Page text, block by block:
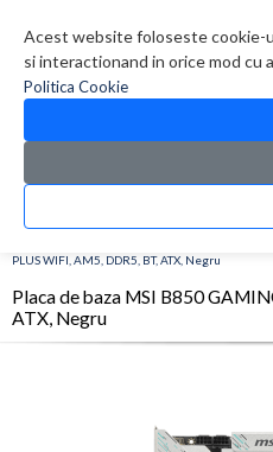
Acest website foloseste cookie-
si interactionand in orice mod
Politica Cookie
PLUS WIFI, AM5, DDR5, BT, ATX, Negru
Placa de baza MSI B850
ATX, Negru